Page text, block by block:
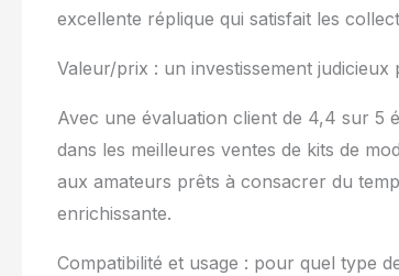
excellente réplique qui satisfait les
Valeur/prix : un investissement judicieux
Avec une évaluation client de 4,4 sur 5
dans les meilleures ventes de kits de
aux amateurs prêts à consacrer du
enrichissante.
Compatibilité et usage : pour quel type